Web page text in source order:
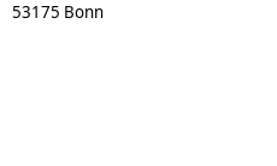
53175 Bonn